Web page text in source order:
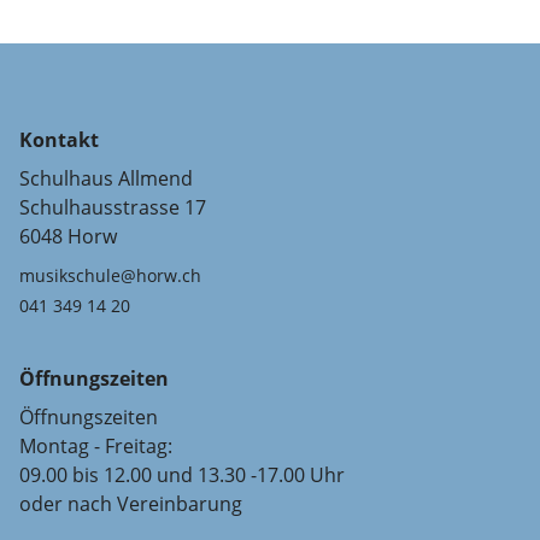
Kontakt
Schulhaus Allmend
Schulhausstrasse 17
6048 Horw
musikschule@horw.ch
041 349 14 20
Öffnungszeiten
Öffnungszeiten
Montag - Freitag:
09.00 bis 12.00 und 13.30 -17.00 Uhr
oder nach Vereinbarung